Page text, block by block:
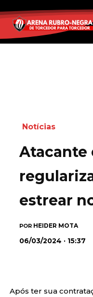
Notícias
Atacante
estrear
POR HEIDER MOTA
06/03/2024 · 15:37
Após ter sua